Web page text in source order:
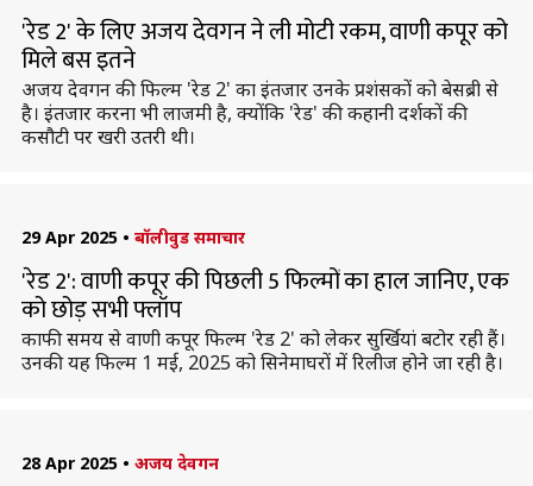
'रेड 2' के लिए अजय देवगन ने ली मोटी रकम, वाणी कपूर को
मिले बस इतने
अजय देवगन की फिल्म 'रेड 2' का इंतजार उनके प्रशंसकों को बेसब्री से
है। इंतजार करना भी लाजमी है, क्योंकि 'रेड' की कहानी दर्शकों की
कसौटी पर खरी उतरी थी।
29 Apr 2025 • बॉलीवुड समाचार
'रेड 2': वाणी कपूर की पिछली 5 फिल्मों का हाल जानिए, एक
को छोड़ सभी फ्लॉप
काफी समय से वाणी कपूर फिल्म 'रेड 2' को लेकर सुर्खियां बटोर रही हैं।
उनकी यह फिल्म 1 मई, 2025 को सिनेमाघरों में रिलीज होने जा रही है।
28 Apr 2025 • अजय देवगन